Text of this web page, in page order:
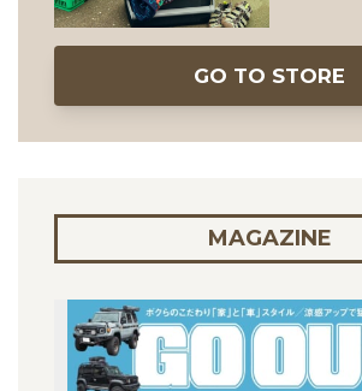
GO TO STORE
MAGAZINE